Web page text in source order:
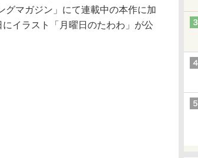
グマガジン」にて連載中の本作に加
イラスト「月曜日のたわわ」が公